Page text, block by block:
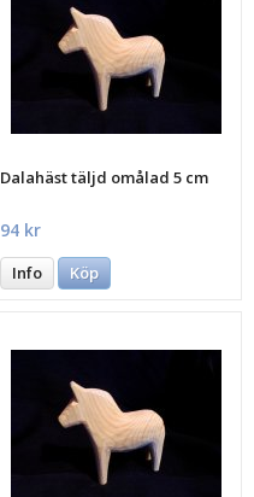
Dalahäst täljd omålad 5 cm
94 kr
Info Köp